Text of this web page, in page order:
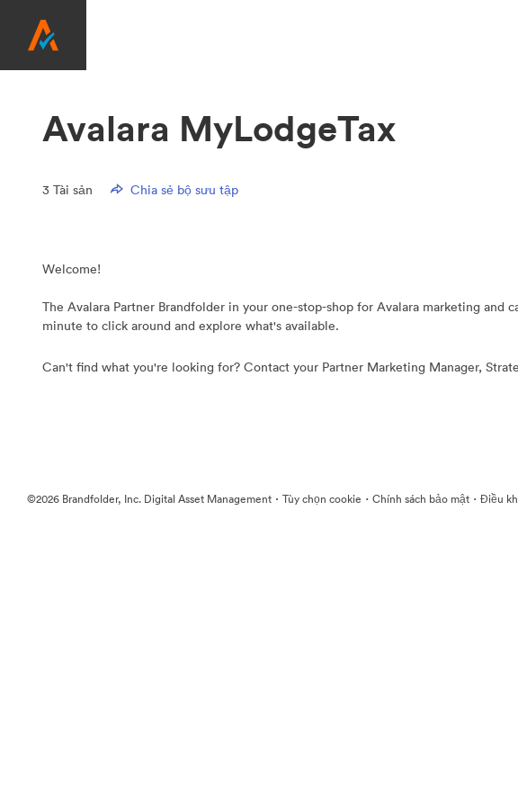
Avalara MyLodgeTax
3 Tài sản Chia sẻ bộ sưu tập
Welcome!
The Avalara Partner Brandfolder in your one-stop-shop for Avalara marketing
minute to click around and explore what's available.
Can't find what you're looking for? Contact your Partner Marketing Manager,
©2026 Brandfolder, Inc. Digital Asset Management · Tùy chọn cookie · Chính sách bảo mật · Điều